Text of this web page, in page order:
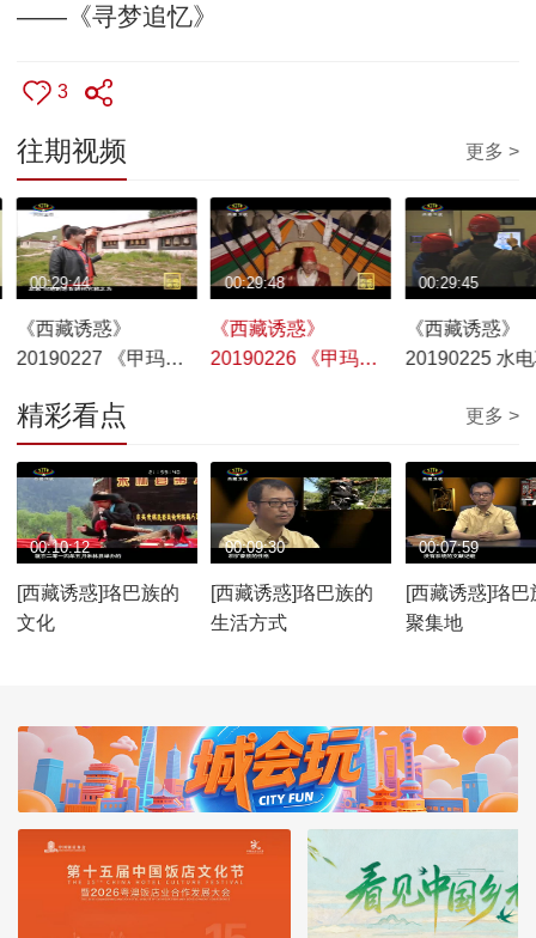
——《寻梦追忆》
3
往期视频 更多 >
《西藏诱惑》
20190227 《甲玛印
00:29:44
《西藏诱惑》
20190226 《甲玛印
00:29:48
《西藏诱惑》
20190225 水
00:29:45
精彩看点 更多 >
[西藏诱惑]珞巴族的
文化
00:10:12
[西藏诱惑]珞巴族的
生活方式
00:09:30
[西藏诱惑]珞巴
聚集地
00:07:59